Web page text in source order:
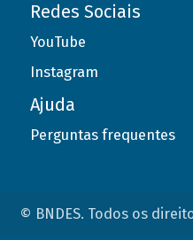
Redes Sociais
YouTube
Instagram
Ajuda
Perguntas frequentes
© BNDES. Todos os